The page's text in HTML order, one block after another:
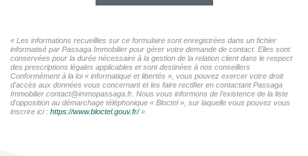
« Les informations recueillies sur ce formulaire sont enregistrées dans un fichier
informatisé par Passaga Immobilier pour gérer votre demande de contact. Elles sont
conservées pour la durée nécessaire à la gestion de la relation client dans le respect
des prescriptions légales applicables et sont destinées à nos conseillers
Conformément à la loi « informatique et libertés », vous pouvez exercer votre droit
d'accès aux données vous concernant et les faire rectifier en contactant Passaga
Immobilier contact@immopassaga.fr. Nous vous informons de l'existence de la liste
d'opposition au démarchage téléphonique « Bloctel », sur laquelle vous pouvez vous
inscrire ici : https://www.bloctel.gouv.fr/»